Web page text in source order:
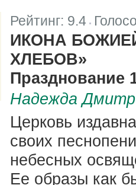
Рейтинг: 9.4
ИКОНА
ХЛЕБОВ»
Празднование
Надежда
Церковь
своих
небесных
Ее образы как